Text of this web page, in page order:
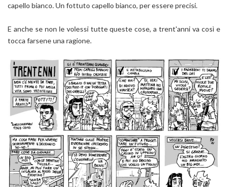
capello bianco. Un fottuto capello bianco, per essere precisi.
E anche se non le volessi tutte queste cose, a trent'anni va così e
tocca farsene una ragione.